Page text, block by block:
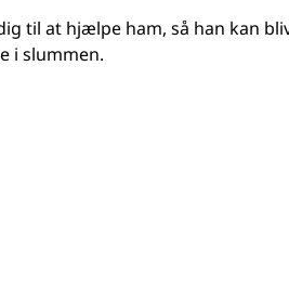
til at hjælpe ham, så han kan
i slummen.